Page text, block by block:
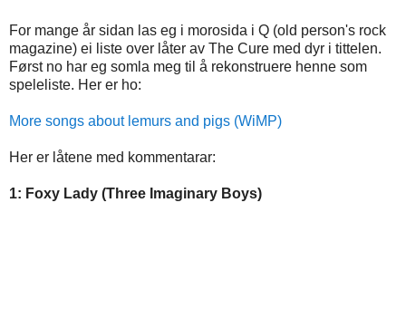
For mange år sidan las eg i morosida i Q (old person's rock
magazine) ei liste over låter av The Cure med dyr i tittelen.
Først no har eg somla meg til å rekonstruere henne som
speleliste. Her er ho:
More songs about lemurs and pigs (WiMP)
Her er låtene med kommentarar:
1: Foxy Lady (Three Imaginary Boys)